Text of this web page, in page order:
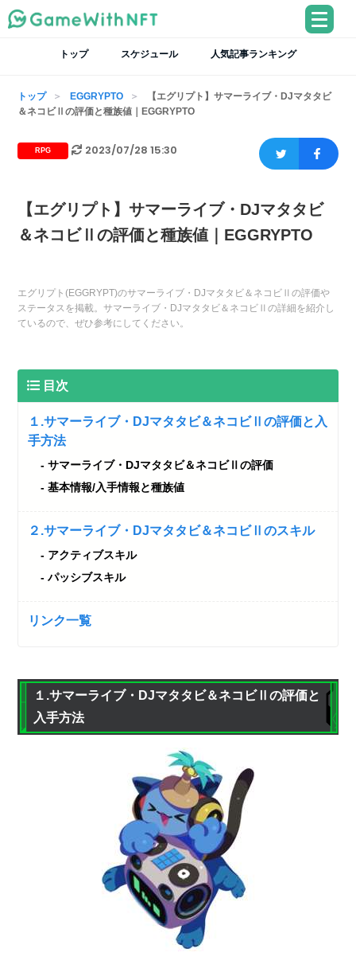
トップ スケジュール 人気記事ランキング
トップ EGGRYPTO
【エグリプト】サマーライブ・DJマタタビ
＆ネコビⅡの評価と種族値｜EGGRYPTO
RPG 2023/07/28 15:30
【エグリプト】サマーライブ・DJマタタビ
＆ネコビⅡの評価と種族値｜EGGRYPTO
エグリプト(EGGRYPT)のサマーライブ・DJマタタビ＆ネコビⅡの評価や
ステータスを掲載。サマーライブ・DJマタタビ＆ネコビⅡの詳細を紹介し
ているので、ぜひ参考にしてください。
目次
１.サマーライブ・DJマタタビ＆ネコビⅡの評価と入
手方法
サマーライブ・DJマタタビ＆ネコビⅡの評価
基本情報/入手情報と種族値
２.サマーライブ・DJマタタビ＆ネコビⅡのスキル
アクティブスキル
パッシブスキル
リンク一覧
１.サマーライブ・DJマタタビ＆ネコビⅡの評価と
入手方法